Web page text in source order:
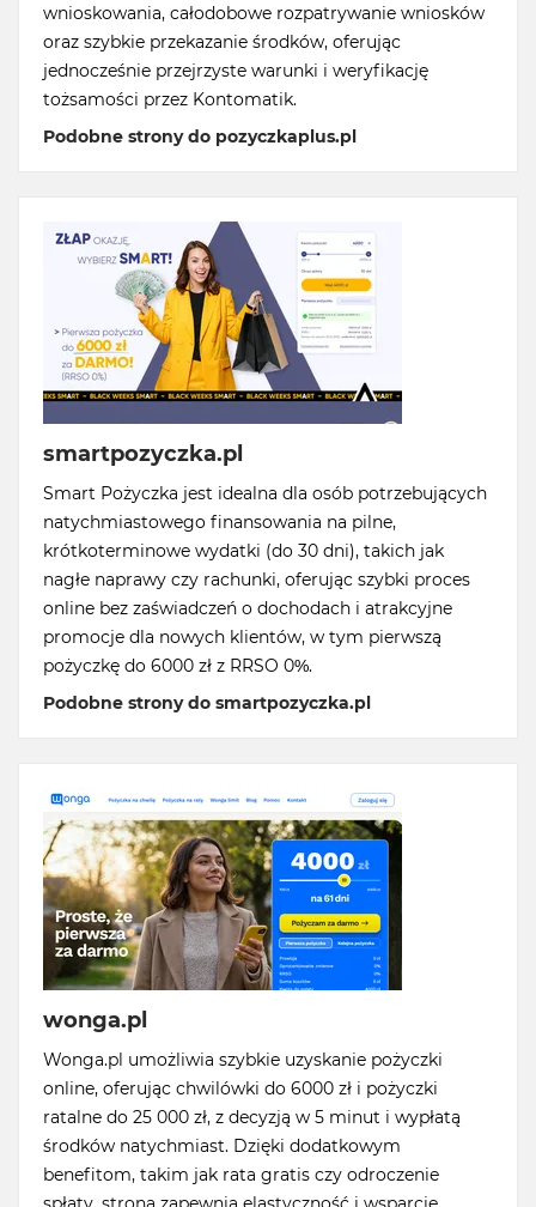
wnioskowania, całodobowe rozpatrywanie wniosków
oraz szybkie przekazanie środków, oferując
jednocześnie przejrzyste warunki i weryfikację
tożsamości przez Kontomatik.
Podobne strony do pozyczkaplus.pl
smartpozyczka.pl
Smart Pożyczka jest idealna dla osób potrzebujących
natychmiastowego finansowania na pilne,
krótkoterminowe wydatki (do 30 dni), takich jak
nagłe naprawy czy rachunki, oferując szybki proces
online bez zaświadczeń o dochodach i atrakcyjne
promocje dla nowych klientów, w tym pierwszą
pożyczkę do 6000 zł z RRSO 0%.
Podobne strony do smartpozyczka.pl
wonga.pl
Wonga.pl umożliwia szybkie uzyskanie pożyczki
online, oferując chwilówki do 6000 zł i pożyczki
ratalne do 25 000 zł, z decyzją w 5 minut i wypłatą
środków natychmiast. Dzięki dodatkowym
benefitom, takim jak rata gratis czy odroczenie